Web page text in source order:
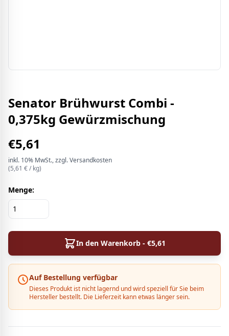
Senator Brühwurst Combi -
0,375kg Gewürzmischung
€5,61
inkl. 10% MwSt., zzgl. Versandkosten
(5,61 € /kg)
Menge:
In den Warenkorb - €5,61
Auf Bestellung verfügbar
Dieses Produkt ist nicht lagernd und wird speziell für Sie beim
Hersteller bestellt. Die Lieferzeit kann etwas länger sein.